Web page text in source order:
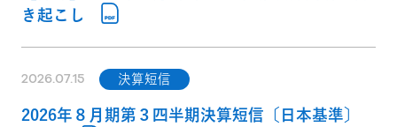
き起こし
2026.07.15 決算短信
2026年８月期第３四半期決算短信〔日本基準〕